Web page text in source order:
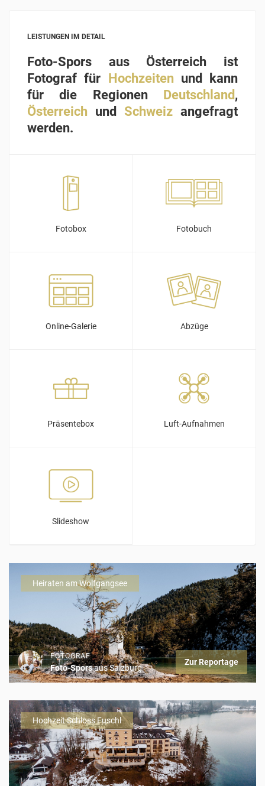
LEISTUNGEN IM DETAIL
Foto-Spors aus Österreich ist
Fotograf für Hochzeitenund kann
für die Regionen Deutschland,
Österreich und Schweiz angefragt
werden.
Fotobox Fotobuch
Online-Galerie Abzüge
Präsentebox Luft-Aufnahmen
Slideshow
Heiraten am Wolfgangsee
Zur Reportage
FOTOGRAF
Foto-Sporsaus Salzburg
Hochzeit Schloss Fuschl